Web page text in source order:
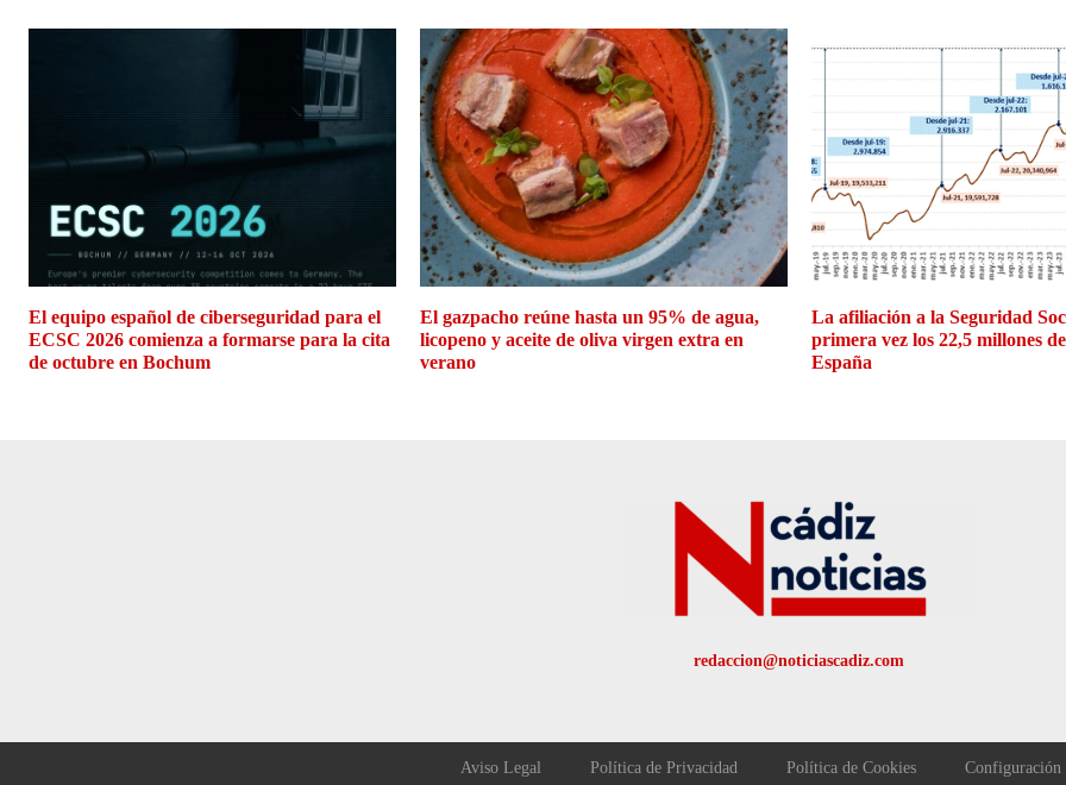
El equipo español de ciberseguridad para el
ECSC 2026 comienza a formarse para la cita
de octubre en Bochum
El gazpacho reúne hasta un 95% de agua,
licopeno y aceite de oliva virgen extra en
verano
La afiliación a la Seguridad
primera vez los 22,5 millones
España
redaccion@noticiascadiz.com
Aviso Legal Política de Privacidad Política de Cookies Configuración